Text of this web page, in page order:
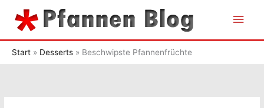
Inhalt
Start Desserts Beschwipste Pfannenfrüchte